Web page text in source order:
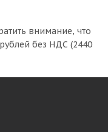
внимание, что
без НДС (2440